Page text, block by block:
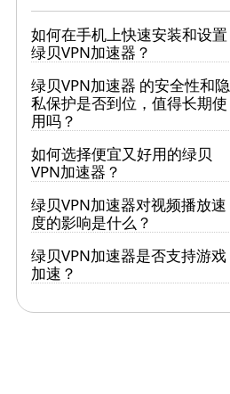
如何在手机上快速安装和设置
绿贝VPN加速器？
绿贝VPN加速器 的安全性和隐
私保护是否到位，值得长期使
用吗？
如何选择便宜又好用的绿贝
VPN加速器？
绿贝VPN加速器对视频播放速
度的影响是什么？
绿贝VPN加速器是否支持游戏
加速？